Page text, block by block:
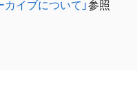
イブについて」参照